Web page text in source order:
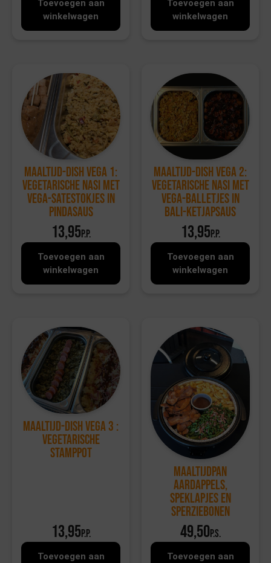
Toevoegen aan
winkelwagen
Toevoegen aan
winkelwagen
Maaltijd-dish Vega 1:
Vegetarische nasi met
vega-satestokjes in
pindasaus
13,95p.p.
Toevoegen aan
winkelwagen
Maaltijd-dish Vega 2:
Vegetarische nasi met
vega-balletjes in
bali-ketjapsaus
13,95p.p.
Toevoegen aan
winkelwagen
Maaltijd-dish Vega 3 :
Vegetarische
stamppot
13,95p.p.
Toevoegen aan
Maaltijdpan
Aardappels,
speklapjes en
sperziebonen
49,50p.s.
Toevoegen aan